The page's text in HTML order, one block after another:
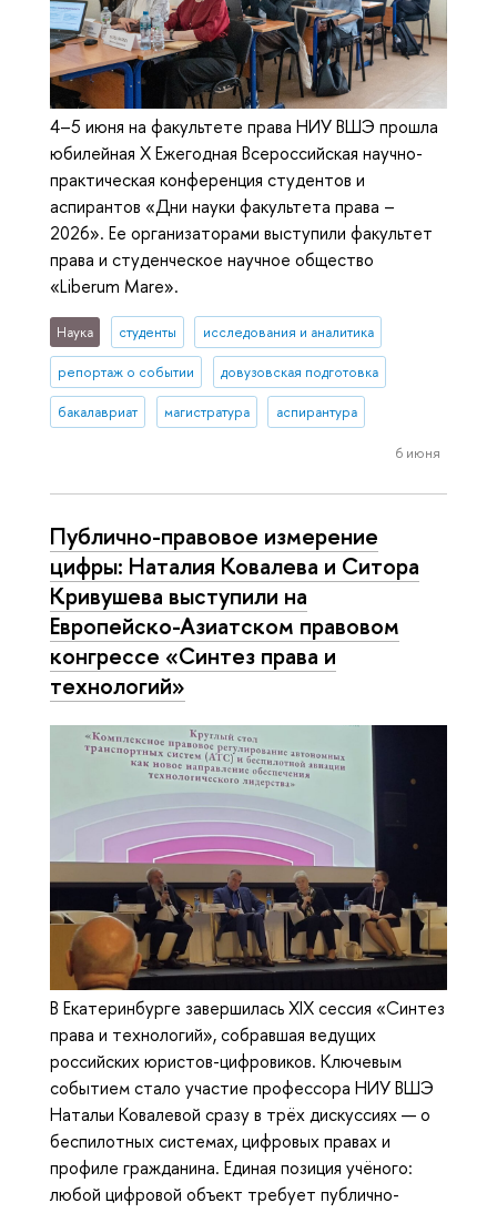
4–5 июня на факультете права НИУ ВШЭ прошла
юбилейная X Ежегодная Всероссийская научно-
практическая конференция студентов и
аспирантов «Дни науки факультета права –
2026». Ее организаторами выступили факультет
права и студенческое научное общество
«Liberum Mare».
Наука студенты исследования и аналитика
репортаж о событии довузовская подготовка
бакалавриат магистратура аспирантура
6 июня
Публично-правовое измерение
цифры: Наталия Ковалева и Ситора
Кривушева выступили на
Европейско-Азиатском правовом
конгрессе «Синтез права и
технологий»
В Екатеринбурге завершилась XIX сессия «Синтез
права и технологий», собравшая ведущих
российских юристов-цифровиков. Ключевым
событием стало участие профессора НИУ ВШЭ
Натальи Ковалевой сразу в трёх дискуссиях — о
беспилотных системах, цифровых правах и
профиле гражданина. Единая позиция учёного:
любой цифровой объект требует публично-